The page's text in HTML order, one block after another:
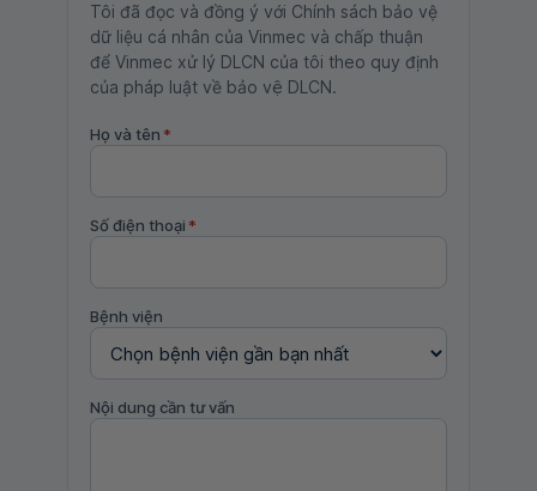
Tôi đã đọc và đồng ý với Chính sách bảo vệ
dữ liệu cá nhân của Vinmec và chấp thuận
để Vinmec xử lý DLCN của tôi theo quy định
của pháp luật về bảo vệ DLCN.
Họ và tên *
Số điện thoại *
Bệnh viện
Nội dung cần tư vấn